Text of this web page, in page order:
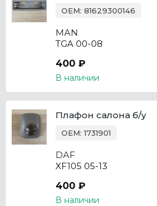
OEM: 81629300146
MAN
TGA 00-08
400 ₽
В наличии
Плафон салона б/у
OEM: 1731901
DAF
XF105 05-13
400 ₽
В наличии